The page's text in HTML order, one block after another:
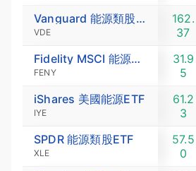
Vanguard 能源類股ETF
VDE
162.
37
Fidelity MSCI 能源指數ETF
FENY
31.9
5
iShares 美國能源ETF
IYE
61.2
3
SPDR 能源類股ETF
XLE
57.5
0